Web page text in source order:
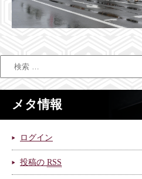
メタ情報
ログイン
投稿の RSS